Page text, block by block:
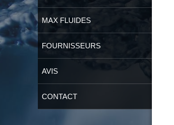
MAX FLUIDES
FOURNISSEURS
AVIS
CONTACT